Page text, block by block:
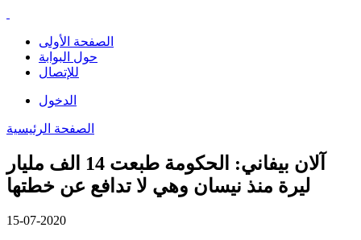
الصفحة الأولى
حول البوابة
للإتصال
الدخول
الصفحة الرئيسية
آلان بيفاني: الحكومة طبعت 14 الف مليار
ليرة منذ نيسان وهي لا تدافع عن خطتها
15-07-2020